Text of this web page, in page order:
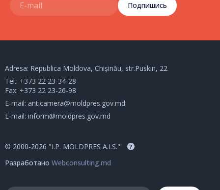
Подпишись
Adresa: Republica Moldova, Chișinău, str.Puskin, 22
Tel.: +373 22 23-34-28
Fax: +373 22 23-26-98
E-mail: anticamera@moldpres.gov.md
E-mail: inform@moldpres.gov.md
© 2000-2026 "I.P. MOLDPRES A.I.S." ?
Разработано Webconsulting.md